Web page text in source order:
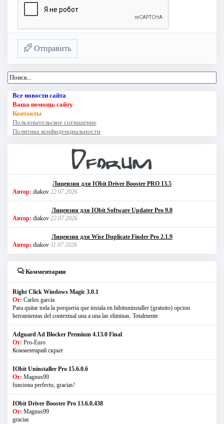
Отправить
Все новости сайта
Ваша помощь сайту
Контакты
Пользовательское соглашение
Политика конфиденциальности
Лицензия для IObit Driver Booster PRO 13.5
Автор: diakov 22.07.2026
Лицензия для IObit Software Updater Pro 9.0
Автор: diakov 22.07.2026
Лицензия для Wise Duplicate Finder Pro 2.1.9
Автор: diakov 11.07.2026
Комментарии
Right Click Windows Magic 3.0.1
От: Carlos garcia
Para quitar toda la porqueria que instala en hibituninstaller (gratuito) opcion
herramientas del contextual una a una las eliminas. Totalmente
Adguard Ad Blocker Premium 4.13.0 Final
От: Pro-Euro
Комментарий скрыт
IObit Uninstaller Pro 15.6.0.6
От: Magnus99
funciona perfecto, gracias!
IObit Driver Booster Pro 13.6.0.438
От: Magnus99
gracias